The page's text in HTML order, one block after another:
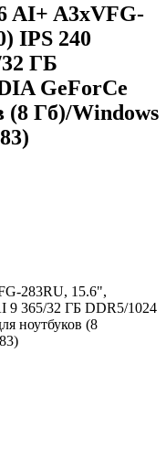
AI+ A3xVFG-
IPS 240
ГБ
GeForCe
(8 Гб)/Windows
283RU, 15.6",
9 365/32 ГБ DDR5/1024
ноутбуков (8